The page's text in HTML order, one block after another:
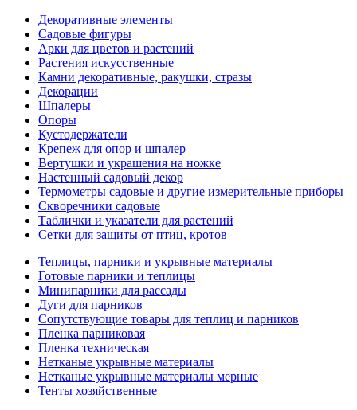
Декоративные элементы
Садовые фигуры
Арки для цветов и растений
Растения искусственные
Камни декоративные, ракушки, стразы
Декорации
Шпалеры
Опоры
Кустодержатели
Крепеж для опор и шпалер
Вертушки и украшения на ножке
Настенный садовый декор
Термометры садовые и другие измерительные приборы
Скворечники садовые
Таблички и указатели для растений
Сетки для защиты от птиц, кротов
Теплицы, парники и укрывные материалы
Готовые парники и теплицы
Минипарники для рассады
Дуги для парников
Сопутствующие товары для теплиц и парников
Пленка парниковая
Пленка техническая
Нетканые укрывные материалы
Нетканые укрывные материалы мерные
Тенты хозяйственные